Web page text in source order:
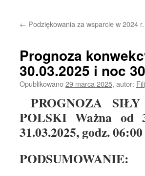
← Podziękowania za wsparcie w 2024 r.
Prognoza
30.03.2025 i noc
Opublikowano29 marca 2025, autor:
PROGNOZA
POLSKI Ważna od
31.03.2025, godz.
PODSUMOWANIE: